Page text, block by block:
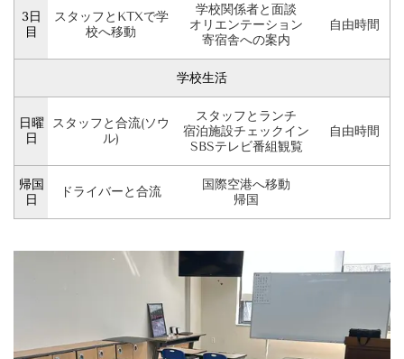
3日
目
スタッフとKTXで学
校へ移動
学校関係者と面談
オリエンテーション
寄宿舎への案内
自由時間
学校生活
日曜
日
スタッフと合流(ソウ
ル)
スタッフとランチ
宿泊施設チェックイン
SBSテレビ番組観覧
自由時間
帰国
日
ドライバーと合流
国際空港へ移動
帰国